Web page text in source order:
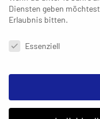
Diensten geben
Erlaubnis bitten.
Essenziell